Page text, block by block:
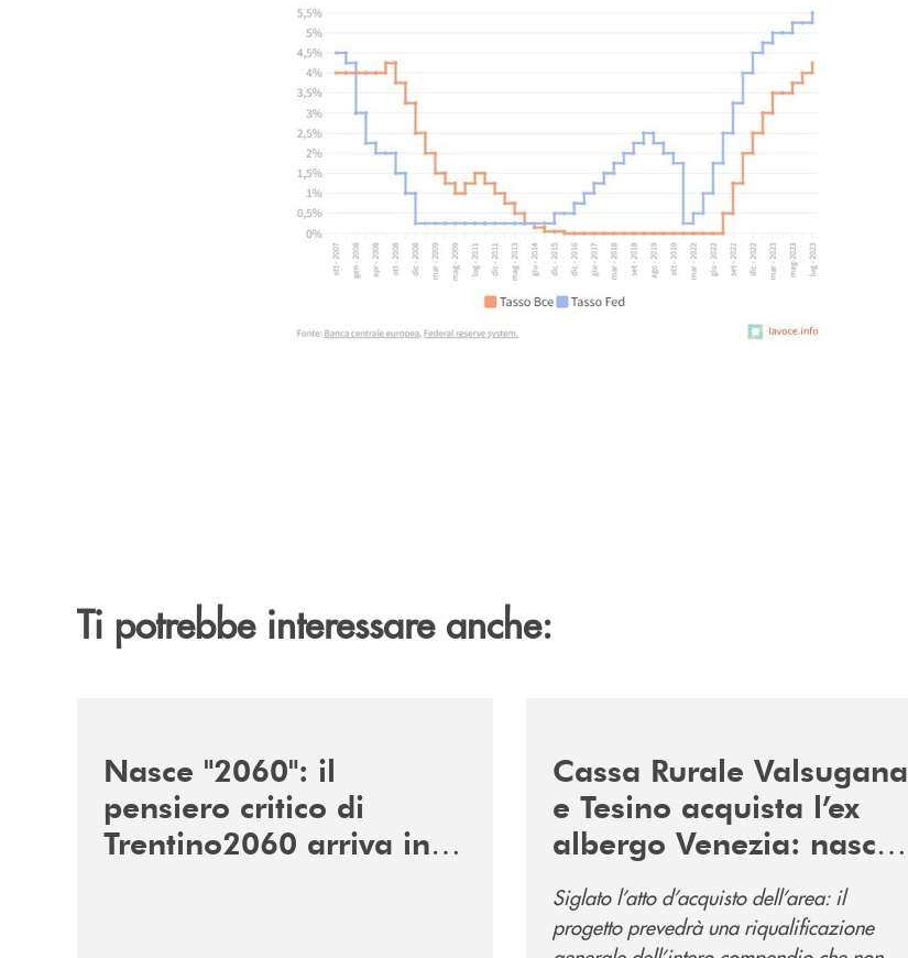
Ti potrebbe interessare anche:
Nasce "2060": il
pensiero critico di
Trentino2060 arriva in
Cassa Rurale Valsugana
e Tesino acquista l’ex
albergo Venezia: nasce
il nuovo polo
direzionale della banca
Siglato l’atto d’acquisto dell’area: il
progetto prevedrà una riqualificazione